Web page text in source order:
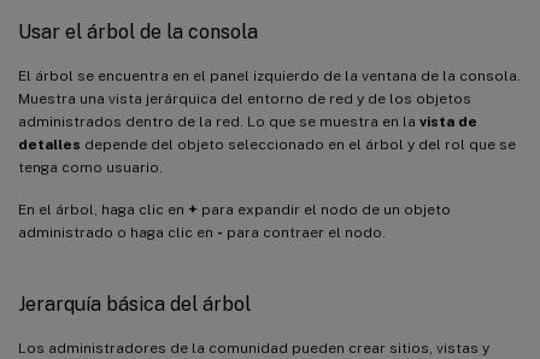
Usar el árbol de la consola
El árbol se encuentra en el panel izquierdo de la ventana de la consola.
Muestra una vista jerárquica del entorno de red y de los objetos
administrados dentro de la red. Lo que se muestra en la vista de
detalles depende del objeto seleccionado en el árbol y del rol que se
tenga como usuario.
En el árbol, haga clic en + para expandir el nodo de un objeto
administrado o haga clic en - para contraer el nodo.
Jerarquía básica del árbol
Los administradores de la comunidad pueden crear sitios, vistas y